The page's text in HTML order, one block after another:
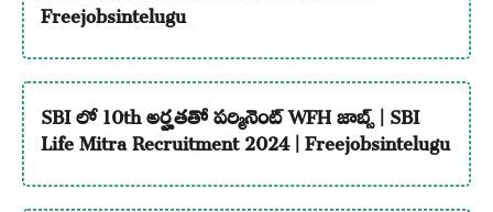
Freejobsintelugu
SBI లో 10th అర్హతతో పర్మినెంట్ WFH జాబ్స్ | SBI
Life Mitra Recruitment 2024 | Freejobsintelugu